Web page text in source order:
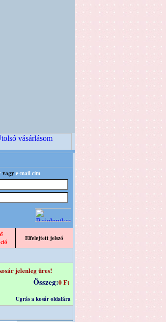
+++++++ OPITEC - A
vagy e-mail cím
Elfelejtett jelszó
jelenleg üres!
Összeg:0 Ft
Ugrás a kosár oldalára